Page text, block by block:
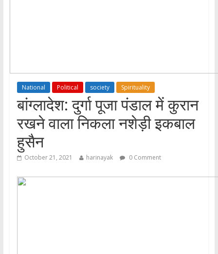
National Political society Spirituality
बांग्लादेश: दुर्गा पूजा पंडाल में कुरान
रखने वाला निकला नशेड़ी इकबाल
हुसैन
October 21, 2021 harinayak 0 Comment